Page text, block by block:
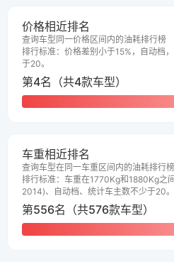
价格相近排名
查询车型同一价格区间内的油耗排行榜
排行标准：价格差别小于15%，自动档
于20。
第4名（共4款车型）
车重相近排名
查询车型在同一车重区间内的油耗排行榜
排行标准：车重在1770Kg和1880Kg之
2014)、自动档、统计车主数不少于20。
第556名（共576款车型）